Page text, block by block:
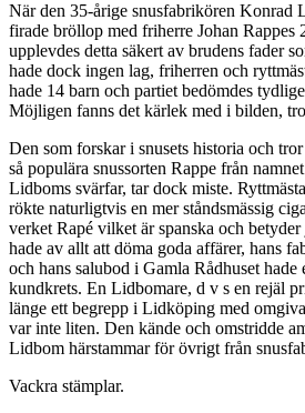
När den 35-årige snusfabrikören
firade bröllop med friherre Johan Rappes
upplevdes detta säkert av brudens fader
hade dock ingen lag, friherren och
hade 14 barn och partiet bedömdes
Möjligen fanns det kärlek med i bilden,
Den som forskar i snusets historia och
så populära snussorten Rappe från
Lidboms svärfar, tar dock miste.
rökte naturligtvis en mer ståndsmässig
verket Rapé vilket är spanska och
hade av allt att döma goda affärer, hans
och hans salubod i Gamla Rådhuset hade
kundkrets. En Lidbomare, d v s en rejäl
länge ett begrepp i Lidköping med
var inte liten. Den kände och omstridde
Lidbom härstammar för övrigt från
Vackra stämplar.